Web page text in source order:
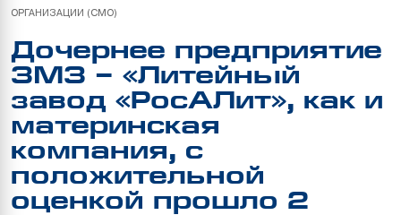
ОРГАНИЗАЦИИ (СМО)
Дочернее предприятие
ЗМЗ – «Литейный
завод «РосАЛит», как и
материнская
компания, с
положительной
оценкой прошло 2